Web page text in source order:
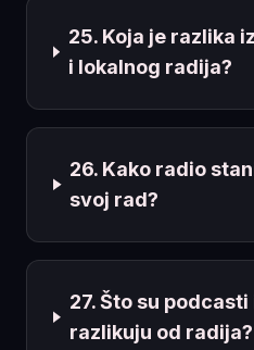
25. Koja je razlika
i lokalnog radija?
26. Kako radio
svoj rad?
27. Što su podcasti
razlikuju od radija?